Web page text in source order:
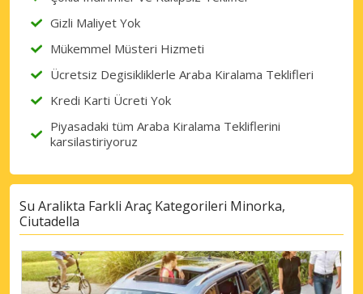
Gizli Maliyet Yok
Mükemmel Müsteri Hizmeti
Ücretsiz Degisikliklerle Araba Kiralama Teklifleri
Kredi Karti Ücreti Yok
Piyasadaki tüm Araba Kiralama Tekliflerini
karsilastiriyoruz
Su Aralikta Farkli Araç Kategorileri Minorka,
Ciutadella